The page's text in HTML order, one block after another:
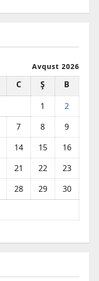
Avqust 2026
C Ş
B
1
2
7 8
9
14 15
16
21 22
23
28 29
30